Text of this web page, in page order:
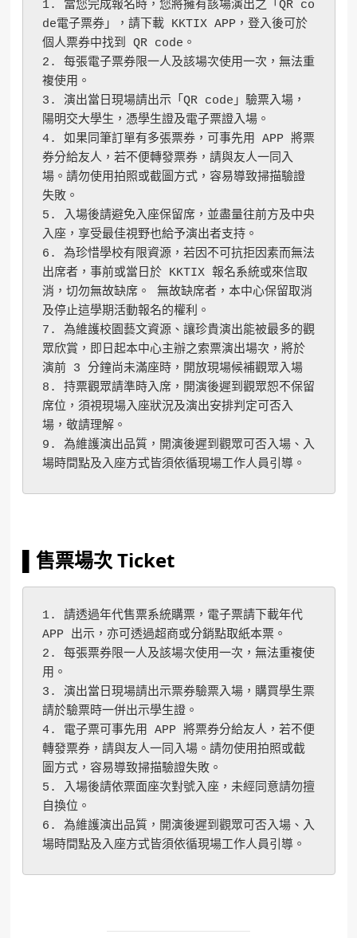
1. 當您完成報名時，您將擁有該場演出之「QR co
de電子票券」，請下載 KKTIX APP，登入後可於
個人票券中找到 QR code。
2. 每張電子票券限一人及該場次使用一次，無法重
複使用。
3. 演出當日現場請出示「QR code」驗票入場，
陽明交大學生，憑學生證及電子票證入場。
4. 如果同筆訂單有多張票券，可事先用 APP 將票
券分給友人，若不便轉發票券，請與友人一同入
場。請勿使用拍照或截圖方式，容易導致掃描驗證
失敗。
5. 入場後請避免入座保留席，並盡量往前方及中央
入座，享受最佳視野也給予演出者支持。
6. 為珍惜學校有限資源，若因不可抗拒因素而無法
出席者，事前或當日於 KKTIX 報名系統或來信取
消，切勿無故缺席。 無故缺席者，本中心保留取消
及停止這學期活動報名的權利。
7. 為維護校園藝文資源、讓珍貴演出能被最多的觀
眾欣賞，即日起本中心主辦之索票演出場次，將於
演前 3 分鐘尚未滿座時，開放現場候補觀眾入場
8. 持票觀眾請準時入席，開演後遲到觀眾恕不保留
席位，須視現場入座狀況及演出安排判定可否入
場，敬請理解。
9. 為維護演出品質，開演後遲到觀眾可否入場、入
場時間點及入座方式皆須依循現場工作人員引導。
▌售票場次 Ticket
1. 請透過年代售票系統購票，電子票請下載年代
APP 出示，亦可透過超商或分銷點取紙本票。
2. 每張票券限一人及該場次使用一次，無法重複使
用。
3. 演出當日現場請出示票券驗票入場，購買學生票
請於驗票時一併出示學生證。
4. 電子票可事先用 APP 將票券分給友人，若不便
轉發票券，請與友人一同入場。請勿使用拍照或截
圖方式，容易導致掃描驗證失敗。
5. 入場後請依票面座次對號入座，未經同意請勿擅
自換位。
6. 為維護演出品質，開演後遲到觀眾可否入場、入
場時間點及入座方式皆須依循現場工作人員引導。